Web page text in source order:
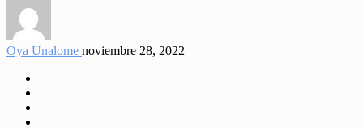
Oya Unalome noviembre 28, 2022